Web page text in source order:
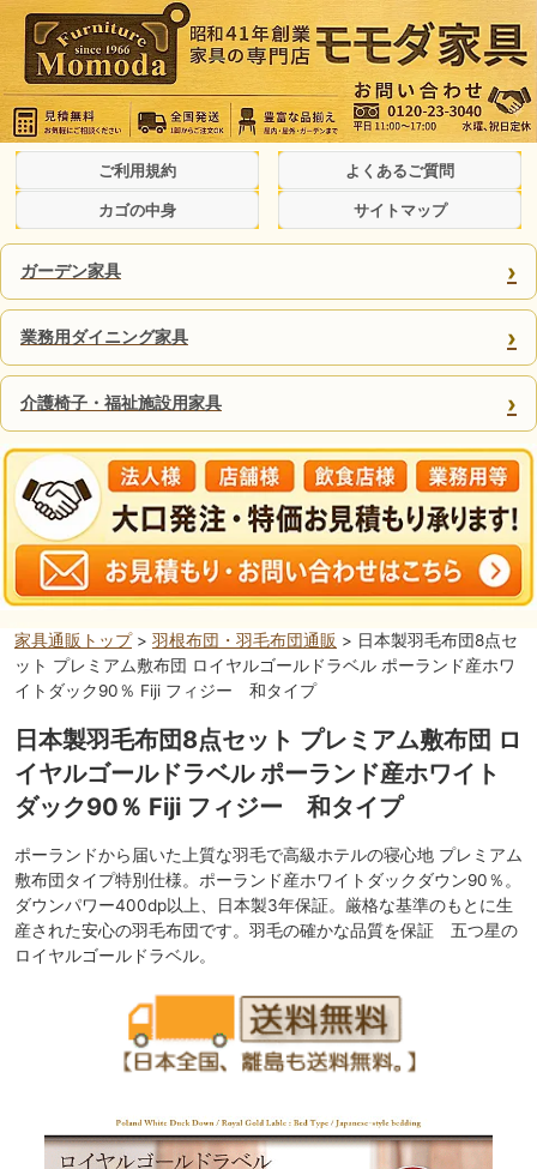
ご利用規約 よくあるご質問
カゴの中身 サイトマップ
ガーデン家具 ›
業務用ダイニング家具 ›
介護椅子・福祉施設用家具 ›
家具通販トップ> 羽根布団・羽毛布団通販 > 日本製羽毛布団8点セ
ット プレミアム敷布団 ロイヤルゴールドラベル ポーランド産ホワ
イトダック90％ Fiji フィジー 和タイプ
日本製羽毛布団8点セット プレミアム敷布団 ロ
イヤルゴールドラベル ポーランド産ホワイト
ダック90％ Fiji フィジー 和タイプ
ポーランドから届いた上質な羽毛で高級ホテルの寝心地 プレミアム
敷布団タイプ特別仕様。ポーランド産ホワイトダックダウン90％。
ダウンパワー400dp以上、日本製3年保証。厳格な基準のもとに生
産された安心の羽毛布団です。羽毛の確かな品質を保証 五つ星の
ロイヤルゴールドラベル。